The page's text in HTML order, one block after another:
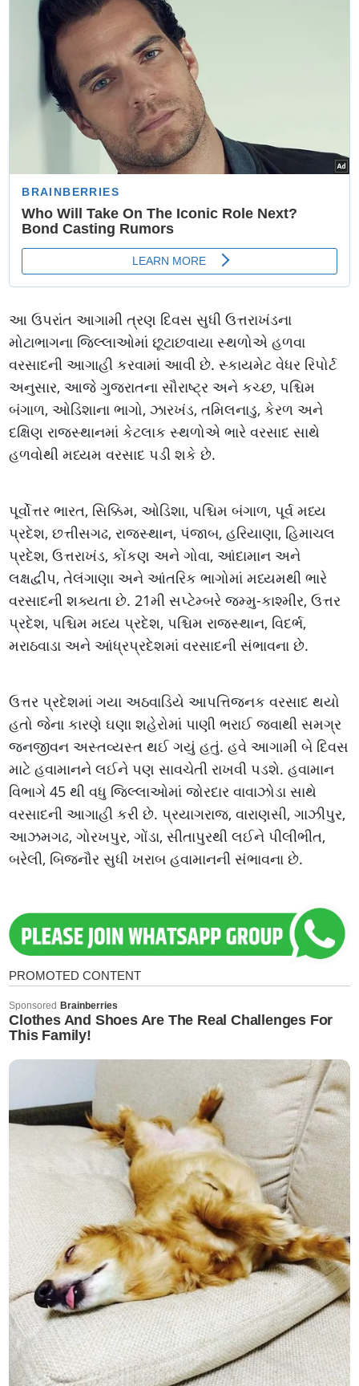
આ ઉપરાંત આગામી ત્રણ દિવસ સુધી ઉત્તરાખંડના
મોટાભાગના જિલ્લાઓમાં છૂટાછવાયા સ્થળોએ હળવા
વરસાદની આગાહી કરવામાં આવી છે. સ્કાયમેટ વેધર રિપોર્ટ
અનુસાર, આજે ગુજરાતના સૌરાષ્ટ્ર અને કચ્છ, પશ્ચિમ
બંગાળ, ઓડિશાના ભાગો, ઝારખંડ, તમિલનાડુ, કેરળ અને
દક્ષિણ રાજસ્થાનમાં કેટલાક સ્થળોએ ભારે વરસાદ સાથે
હળવોથી મધ્યમ વરસાદ પડી શકે છે.
પૂર્વોત્તર ભારત, સિક્કિમ, ઓડિશા, પશ્ચિમ બંગાળ, પૂર્વ મધ્ય
પ્રદેશ, છત્તીસગઢ, રાજસ્થાન, પંજાબ, હરિયાણા, હિમાચલ
પ્રદેશ, ઉત્તરાખંડ, કોંકણ અને ગોવા, આંદામાન અને
લક્ષદ્વીપ, તેલંગાણા અને આંતરિક ભાગોમાં મધ્યમથી ભારે
વરસાદની શક્યતા છે. 21મી સપ્ટેમ્બરે જમ્મુ-કાશ્મીર, ઉત્તર
પ્રદેશ, પશ્ચિમ મધ્ય પ્રદેશ, પશ્ચિમ રાજસ્થાન, વિદર્ભ,
મરાઠવાડા અને આંધ્રપ્રદેશમાં વરસાદની સંભાવના છે.
ઉત્તર પ્રદેશમાં ગયા અઠવાડિયે આપત્તિજનક વરસાદ થયો
હતો જેના કારણે ઘણા શહેરોમાં પાણી ભરાઈ જવાથી સમગ્ર
જનજીવન અસ્તવ્યસ્ત થઈ ગયું હતું. હવે આગામી બે દિવસ
માટે હવામાનને લઈને પણ સાવચેતી રાખવી પડશે. હવામાન
વિભાગે 45 થી વધુ જિલ્લાઓમાં જોરદાર વાવાઝોડા સાથે
વરસાદની આગાહી કરી છે. પ્રયાગરાજ, વારાણસી, ગાઝીપુર,
આઝમગઢ, ગોરખપુર, ગોંડા, સીતાપુરથી લઈને પીલીભીત,
બરેલી, બિજનૌર સુધી ખરાબ હવામાનની સંભાવના છે.